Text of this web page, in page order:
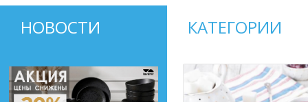
НОВОСТИ КАТЕГОРИИ